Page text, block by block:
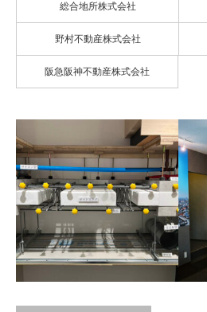
総合地所株式会社
野村不動産株式会社
阪急阪神不動産株式会社